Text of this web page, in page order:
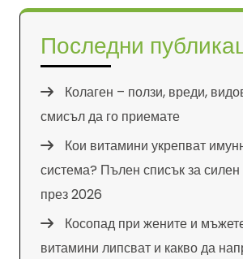
Последни
Колаген – ползи, вреди,
смисъл да го приемате
Кои витамини укрепват
система? Пълен списък за силен
през 2026
Косопад при жените и
витамини липсват и какво да